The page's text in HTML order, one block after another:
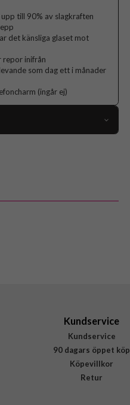
till 90% av slagkraften
det känsliga glaset mot
repor inifrån
som dag ett i månader
(ingår ej)
Stöttålig
Kundservice
Kundservice
90 dagars öppet köp
Köpevillkor
Retur